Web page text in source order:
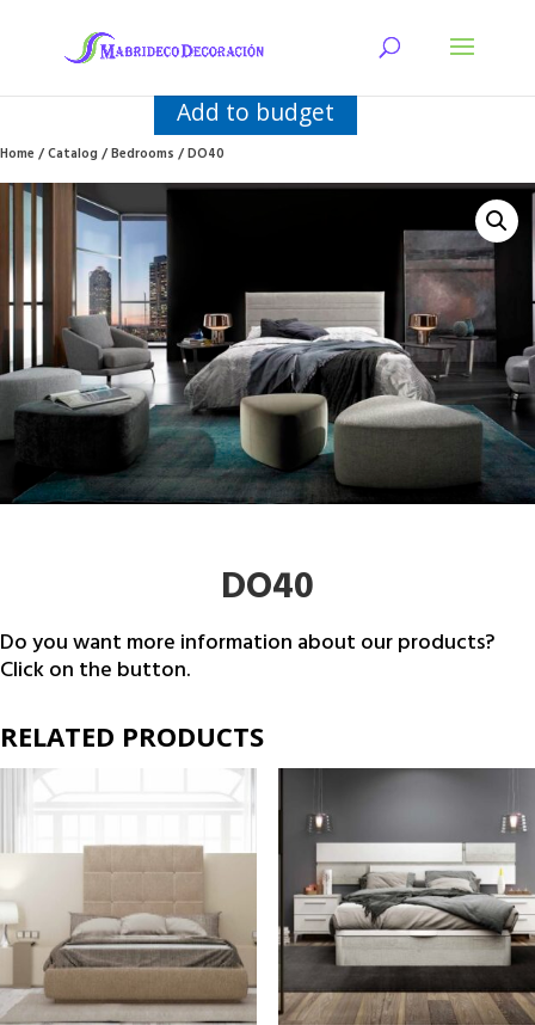
Add to budget
Home/Catalog/Bedrooms/ DO40
DO40
Do you want more information about our products?
Click on the button.
RELATED PRODUCTS